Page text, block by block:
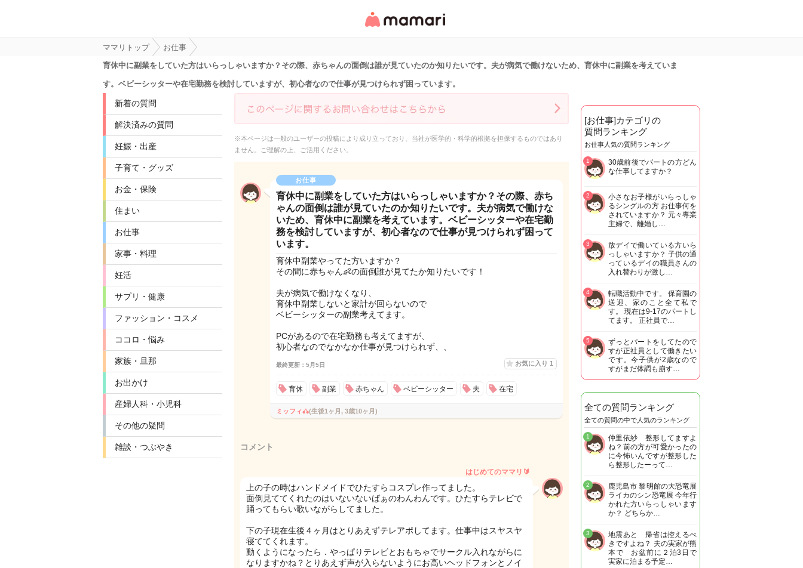
リ・情報サイト
ママリトップ
お仕事
育休中に副業をしていた方はいらっしゃいますか？その際、赤ちゃんの面倒は誰が見ていたのか知りたいです。夫が病気で働けないため、育休中に副業を考えていま
す。ベビーシッターや在宅勤務を検討していますが、初心者なので仕事が見つけられず困っています。
新着の質問
解決済みの質問
妊娠・出産
子育て・グッズ
お金・保険
住まい
お仕事
家事・料理
妊活
サプリ・健康
ファッション・コスメ
ココロ・悩み
家族・旦那
お出かけ
産婦人科・小児科
その他の疑問
雑談・つぶやき
※本ページは一般のユーザーの投稿により成り立っており、当社が医学的・科学的根拠を担保するものではあり
ません。ご理解の上、ご活用ください。
お仕事
育休中に副業をしていた方はいらっしゃいますか？その際、赤ち
ゃんの面倒は誰が見ていたのか知りたいです。夫が病気で働けな
いため、育休中に副業を考えています。ベビーシッターや在宅勤
務を検討していますが、初心者なので仕事が見つけられず困って
います。
育休中副業やってた方いますか？
その間に赤ちゃん👶の面倒誰が見てたか知りたいです！
夫が病気で働けなくなり、
育休中副業しないと家計が回らないので
ベビーシッターの副業考えてます。
PCがあるので在宅勤務も考えてますが、
初心者なのでなかなか仕事が見つけられず、、
最終更新：5月5日 お気に入り 1
育休 副業 赤ちゃん ベビーシッター 夫 在宅
ミッフィ𖦊(生後1ヶ月, 3歳10ヶ月)
コメント
はじめてのママリ🔰
上の子の時はハンドメイドでひたすらコスプレ作ってました。
面倒見ててくれたのはいないないばぁのわんわんです。ひたすらテレビで
踊ってもらい歌いながらしてました。
下の子現在生後４ヶ月はとりあえずテレアポしてます。仕事中はスヤスヤ
寝ててくれます。
動くようになったら．やっぱりテレビとおもちゃでサークル入れながらに
なりますかね？とりあえず声が入らないようにお高いヘッドフォンとノイ
[お仕事]カテゴリの
質問ランキング
お仕事人気の質問ランキング
30歳前後でパートの方どん
な仕事してますか？
1
小さなお子様がいらっしゃ
るシングルの方 お仕事何を
されていますか？ 元々専業
主婦で、離婚し…
2
放デイで働いている方いら
っしゃいますか？ 子供の通
っているデイの職員さんの
入れ替わりが激し…
3
転職活動中です。 保育園の
送迎、家のこと全て私で
す。 現在は9-17のパートし
てます。 正社員で…
4
ずっとパートをしてたので
すが正社員として働きたい
です。今子供が2歳なので
すがまだ体調も崩す…
5
全ての質問ランキング
全ての質問の中で人気のランキング
仲里依紗 整形してますよ
ね？前の方が可愛かったの
に今怖いんですが整形した
ら整形したーって…
1
鹿児島市 黎明館の大恐竜展
ライカのシン恐竜展 今年行
かれた方いらっしゃいます
か？ どちらか…
2
地震あと 帰省は控えるべ
きですよね？ 夫の実家が熊
本で お盆前に２泊3日で
実家に泊まる予定…
3